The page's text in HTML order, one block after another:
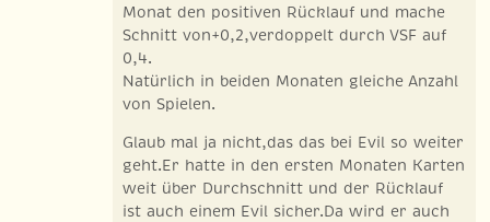
Monat den positiven Rücklauf und mache
Schnitt von+0,2,verdoppelt durch VSF auf
0,4.
Natürlich in beiden Monaten gleiche Anzahl
von Spielen.
Glaub mal ja nicht,das das bei Evil so weiter
geht.Er hatte in den ersten Monaten Karten
weit über Durchschnitt und der Rücklauf
ist auch einem Evil sicher.Da wird er auch